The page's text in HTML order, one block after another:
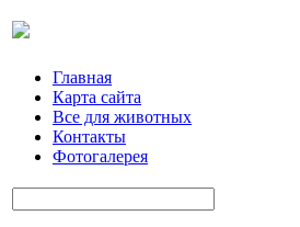
Главная
Карта сайта
Все для животных
Контакты
Фотогалерея